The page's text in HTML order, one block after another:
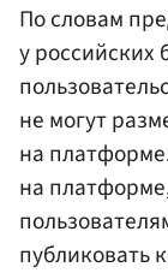
По словам
у российских
не могут
на
на
публиковать